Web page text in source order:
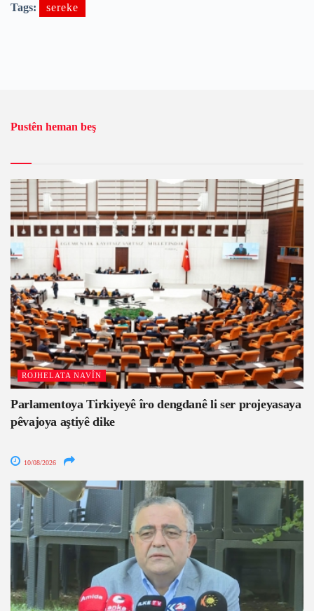
Tags: sereke
Pustên heman beş
ROJHELATA NAVÎN
Parlamentoya Tirkiyeyê îro dengdanê li ser projeyasaya
pêvajoya aştiyê dike
10/08/2026